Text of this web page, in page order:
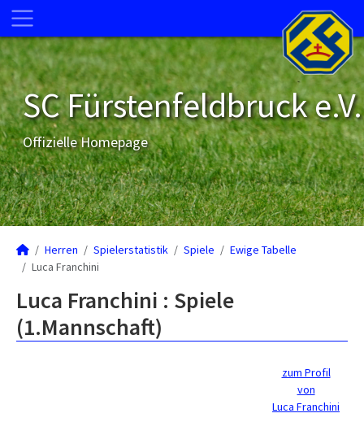
SC Fürstenfeldbruck e.V.
Offizielle Homepage
Herren Spielerstatistik Spiele
Ewige Tabelle
Luca Franchini
Luca Franchini : Spiele
(1.Mannschaft)
zum Profil
von
Luca Franchini